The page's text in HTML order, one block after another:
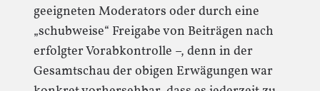
geeigneten Moderators oder durch eine
„schubweise“ Freigabe von Beiträgen nach
erfolgter Vorabkontrolle –, denn in der
Gesamtschau der obigen Erwägungen war